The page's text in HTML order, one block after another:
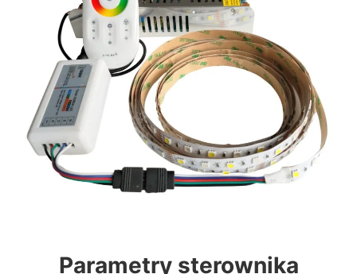
Parametry sterownika